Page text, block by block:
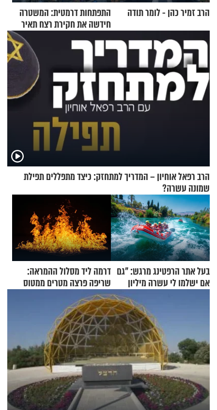
הרב זמיר כהן - לומר תודה
התפתחות דרמטית: המשטרה
חידשה את חקירת רצח תאיר
ראדה
הרב רפאל אוחיון – המדריך למתחזק: כיצד מתפללים תפילת
שמונה עשרה?
בעל אתר הרפטינג מרגש: "גם
אם ישלמו לי עשרה מיליון
שקלים - לא אפתח בשבת"
דרמה ליד מסלול ההמראה:
שריפה פרצה מטרים ממטוס
מלא בנוסעים